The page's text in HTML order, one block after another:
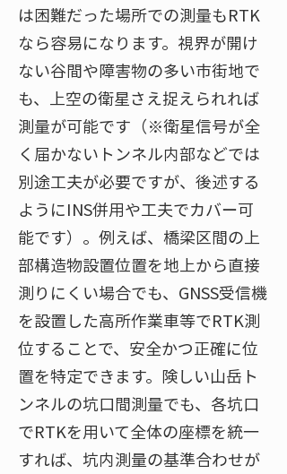
は困難だった場所での測量もRTK
なら容易になります。視界が開け
ない谷間や障害物の多い市街地で
も、上空の衛星さえ捉えられれば
測量が可能です（※衛星信号が全
く届かないトンネル内部などでは
別途工夫が必要ですが、後述する
ようにINS併用や工夫でカバー可
能です）。例えば、橋梁区間の上
部構造物設置位置を地上から直接
測りにくい場合でも、GNSS受信機
を設置した高所作業車等でRTK測
位することで、安全かつ正確に位
置を特定できます。険しい山岳ト
ンネルの坑口間測量でも、各坑口
でRTKを用いて全体の座標を統一
すれば、坑内測量の基準合わせが